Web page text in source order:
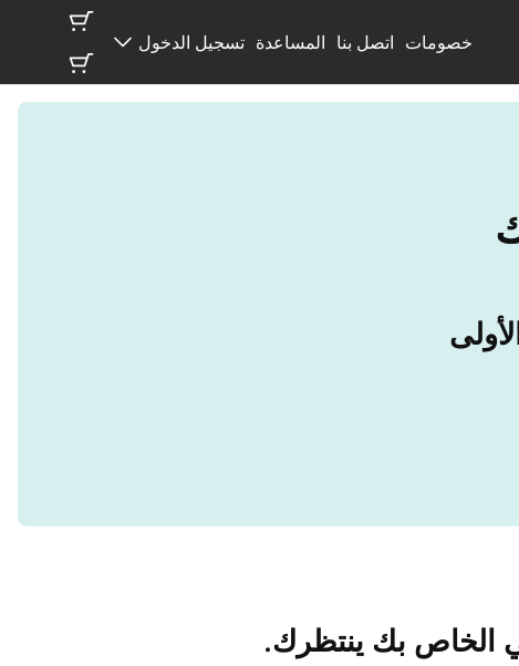
خصومات اتصل بنا المساعدة تسجيل الدخول
الخاص بك ينتظرك.